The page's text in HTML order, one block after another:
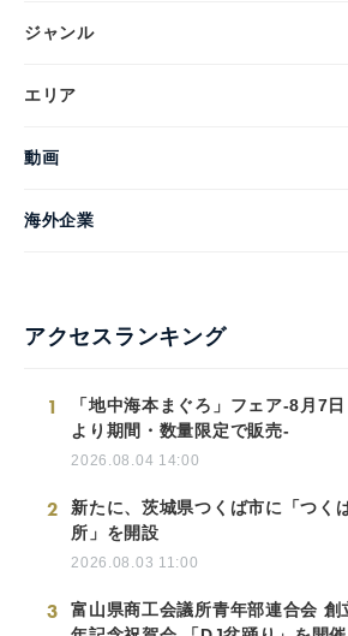
ジャンル
エリア
動画
海外企業
アクセスランキング
1
「地中海本まぐろ」フェア-8月7日
より期間・数量限定で販売-
2026.08.04 14:00
2
新たに、茨城県つくば市に「つく
所」を開設
2026.08.03 11:00
3
富山県商工会議所青年部連合会 創